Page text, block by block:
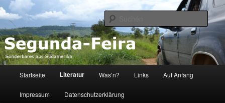
Segunda-Feira
Sonderbares aus Südamerika
Zum
Inhalt
Startseite Literatur Was’n? Links Auf Anfang
Impressum Datenschutzerklärung